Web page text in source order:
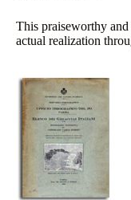
This praiseworthy
actual realization